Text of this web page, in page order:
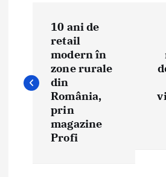
i
10 ani de
retail
modern în
zone rurale
din
România,
prin
magazine
Profi